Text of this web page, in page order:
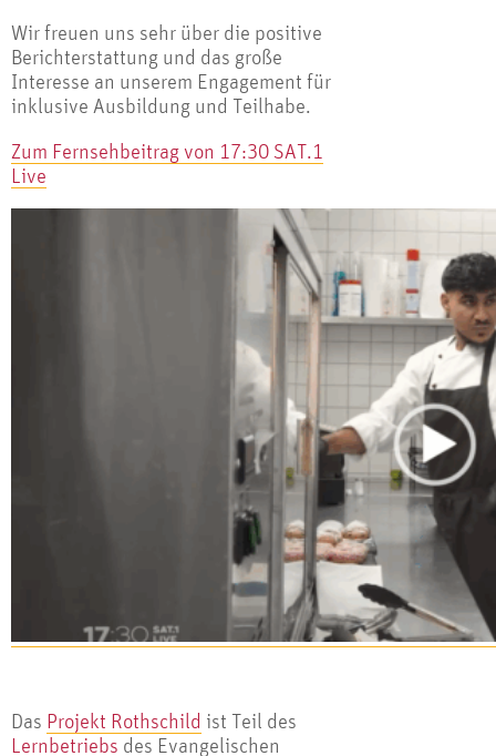
Wir freuen uns sehr über die positive
Berichterstattung und das große
Interesse an unserem Engagement für
inklusive Ausbildung und Teilhabe.
Zum Fernsehbeitrag von 17:30 SAT.1
Live
Das Projekt Rothschild ist Teil des
Lernbetriebs des Evangelischen